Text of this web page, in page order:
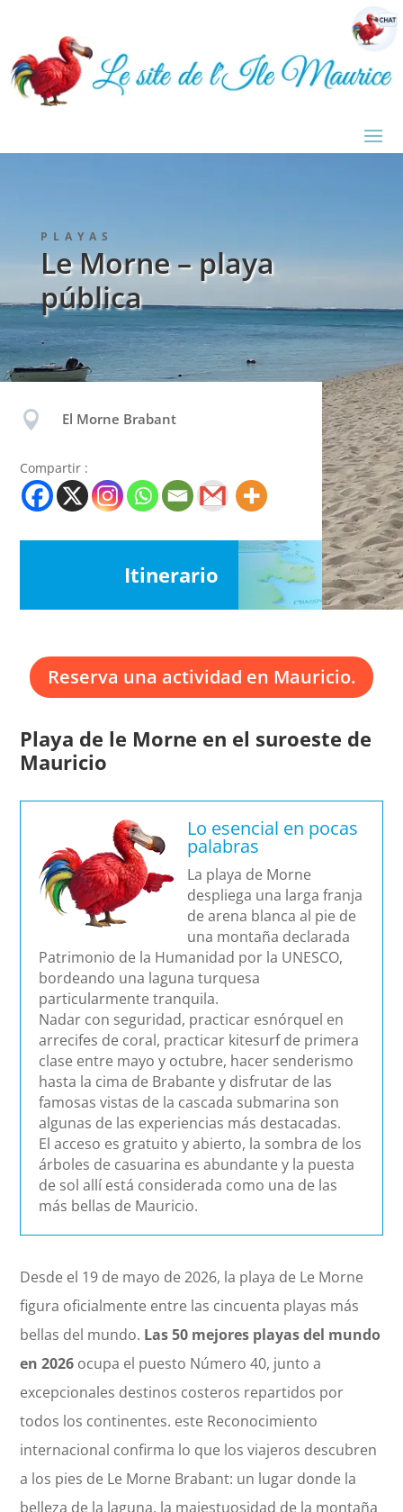
PLAYAS
Le Morne – playa
pública
 El Morne Brabant
Compartir :
Itinerario
Reserva una actividad en Mauricio.
Playa de le Morne en el suroeste de
Mauricio
Lo esencial en pocas
palabras
La playa de Morne
despliega una larga franja
de arena blanca al pie de
una montaña declarada
Patrimonio de la Humanidad por la UNESCO,
bordeando una laguna turquesa
particularmente tranquila.
Nadar con seguridad, practicar esnórquel en
arrecifes de coral, practicar kitesurf de primera
clase entre mayo y octubre, hacer senderismo
hasta la cima de Brabante y disfrutar de las
famosas vistas de la cascada submarina son
algunas de las experiencias más destacadas.
El acceso es gratuito y abierto, la sombra de los
árboles de casuarina es abundante y la puesta
de sol allí está considerada como una de las
más bellas de Mauricio.
Desde el 19 de mayo de 2026, la playa de Le Morne
figura oficialmente entre las cincuenta playas más
bellas del mundo. Las 50 mejores playas del mundo
en 2026 ocupa el puesto Número 40, junto a
excepcionales destinos costeros repartidos por
todos los continentes. este Reconocimiento
internacional confirma lo que los viajeros descubren
a los pies de Le Morne Brabant: un lugar donde la
belleza de la laguna, la majestuosidad de la montaña